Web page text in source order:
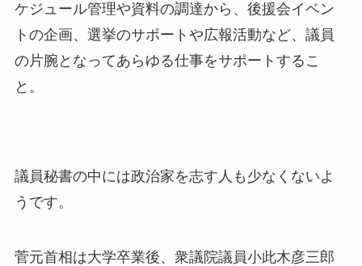
ケジュール管理や資料の調達から、後援会イベン
トの企画、選挙のサポートや広報活動など、議員
の片腕となってあらゆる仕事をサポートするこ
と。
議員秘書の中には政治家を志す人も少なくないよ
うです。
菅元首相は大学卒業後、衆議院議員小此木彦三郎